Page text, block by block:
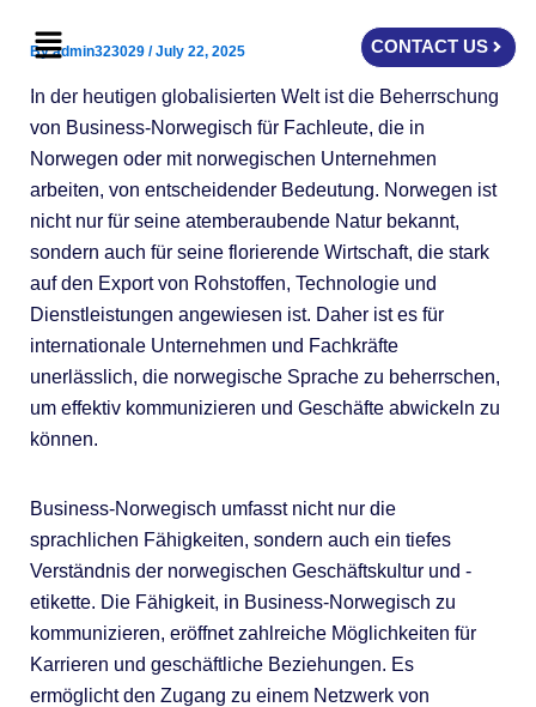
Menu CONTACT US
Byadmin323029 /July 22, 2025
In der heutigen globalisierten Welt ist die Beherrschung
von Business-Norwegisch für Fachleute, die in
Norwegen oder mit norwegischen Unternehmen
arbeiten, von entscheidender Bedeutung. Norwegen ist
nicht nur für seine atemberaubende Natur bekannt,
sondern auch für seine florierende Wirtschaft, die stark
auf den Export von Rohstoffen, Technologie und
Dienstleistungen angewiesen ist. Daher ist es für
internationale Unternehmen und Fachkräfte
unerlässlich, die norwegische Sprache zu beherrschen,
um effektiv kommunizieren und Geschäfte abwickeln zu
können.
Business-Norwegisch umfasst nicht nur die
sprachlichen Fähigkeiten, sondern auch ein tiefes
Verständnis der norwegischen Geschäftskultur und -
etikette. Die Fähigkeit, in Business-Norwegisch zu
kommunizieren, eröffnet zahlreiche Möglichkeiten für
Karrieren und geschäftliche Beziehungen. Es
ermöglicht den Zugang zu einem Netzwerk von